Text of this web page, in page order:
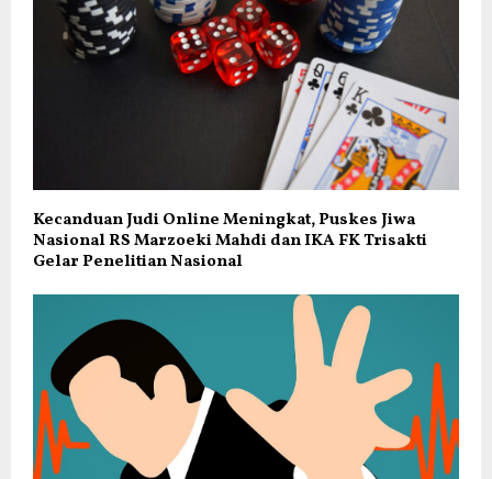
Kecanduan Judi Online Meningkat, Puskes Jiwa
Nasional RS Marzoeki Mahdi dan IKA FK Trisakti
Gelar Penelitian Nasional